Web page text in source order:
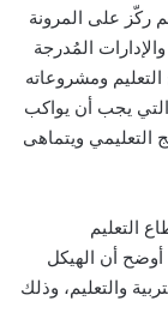
ركّز على المرونة
المُدرجة
ومشروعاته
التي يجب أن يواكب
التعليمي ويتماهى
التعليم
أن الهيكل
والتعليم، وذلك